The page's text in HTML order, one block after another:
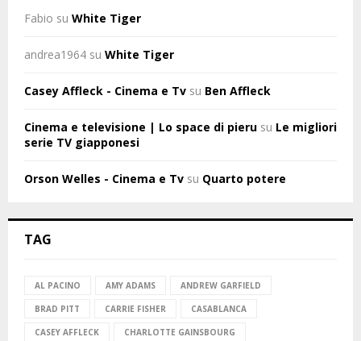
Fabio su White Tiger
andrea1964 su White Tiger
Casey Affleck - Cinema e Tv su Ben Affleck
Cinema e televisione | Lo space di pieru su Le migliori
serie TV giapponesi
Orson Welles - Cinema e Tv su Quarto potere
TAG
AL PACINO AMY ADAMS ANDREW GARFIELD
BRAD PITT CARRIE FISHER CASABLANCA
CASEY AFFLECK CHARLOTTE GAINSBOURG